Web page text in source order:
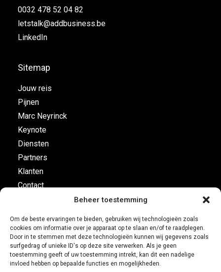
Beheer toestemming
Om de beste ervaringen te bieden, gebruiken wij technologieën zoals
cookies om informatie over je apparaat op te slaan en/of te raadplegen.
Door in te stemmen met deze technologieën kunnen wij gegevens zoals
surfgedrag of unieke ID's op deze site verwerken. Als je geen
toestemming geeft of uw toestemming intrekt, kan dit een nadelige
invloed hebben op bepaalde functies en mogelijkheden.
0032 478 52 04 82
letstalk@addbusiness.be
LinkedIn
Sitemap
Jouw reis
Pijnen
Marc Neyrinck
Keynote
Diensten
Partners
Klanten
Contact
Vluchtplan
Business Development
Customer leadership
Boordinstrumenten